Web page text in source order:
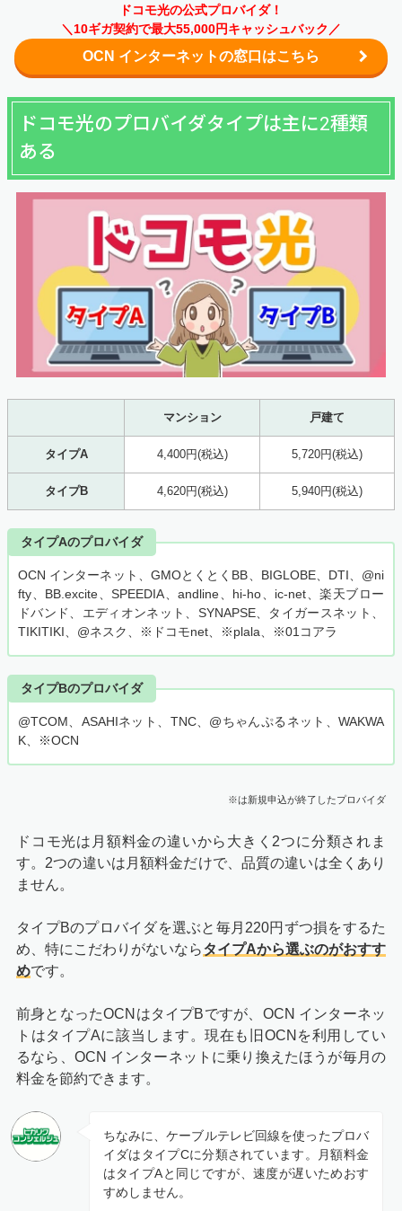
ドコモ光の公式プロバイダ！
＼10ギガ契約で最大55,000円キャッシュバック／
OCN インターネットの窓口はこちら
ドコモ光のプロバイダタイプは主に2種類
ある
マンション 戸建て
タイプA 4,400円(税込) 5,720円(税込)
タイプB 4,620円(税込) 5,940円(税込)
タイプAのプロバイダ
OCN インターネット、GMOとくとくBB、BIGLOBE、DTI、@ni
fty、BB.excite、SPEEDIA、andline、hi-ho、ic-net、楽天ブロー
ドバンド、エディオンネット、SYNAPSE、タイガースネット、
TIKITIKI、@ネスク、※ドコモnet、※plala、※01コアラ
タイプBのプロバイダ
@TCOM、ASAHIネット、TNC、@ちゃんぷるネット、WAKWA
K、※OCN
※は新規申込が終了したプロバイダ
ドコモ光は月額料金の違いから大きく2つに分類されま
す。2つの違いは月額料金だけで、品質の違いは全くあり
ません。
タイプBのプロバイダを選ぶと毎月220円ずつ損をするた
め、特にこだわりがないならタイプAから選ぶのがおすす
めです。
前身となったOCNはタイプBですが、OCN インターネッ
トはタイプAに該当します。現在も旧OCNを利用してい
るなら、OCN インターネットに乗り換えたほうが毎月の
料金を節約できます。
ちなみに、ケーブルテレビ回線を使ったプロバ
イダはタイプCに分類されています。月額料金
はタイプAと同じですが、速度が遅いためおす
すめしません。